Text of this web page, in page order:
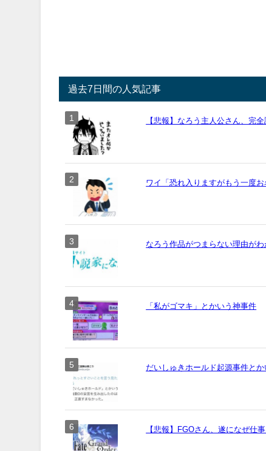
過去7日間の人気記事
【悲報】なろう主人公さん、完
ワイ「恐れ入りますがもう一度
なろう作品がつまらない理由が
「私がゴマキ」とかいう神事件
だいしゅきホールド起源事件と
【悲報】FGOさん、遂になぜ仕